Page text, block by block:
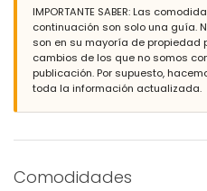
Baño en suite con lavabo
bidé y WC
2 baños cada uno con lavabo
Exterior de la villa
Parcela cerrada
Piscina privada de 8 m x 4 m y 2
Terraza
Zona de estar exterior y comedor
IMPORTANTE SABER: Las
continuación son solo una guía.
son en su mayoría de propiedad
cambios de los que no somos
publicación. Por supuesto,
toda la información actualizada.
Comodidades